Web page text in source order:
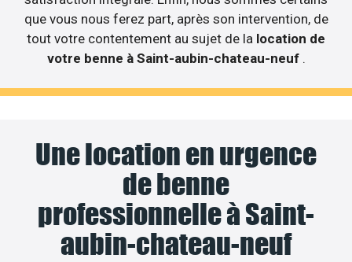
que vous nous ferez part, après son intervention, de
tout votre contentement au sujet de la location de
votre benne à Saint-aubin-chateau-neuf .
Une location en urgence
de benne
professionnelle à Saint-
aubin-chateau-neuf